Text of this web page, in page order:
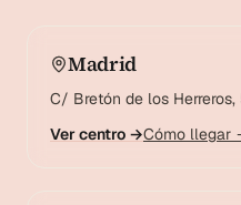
Madrid
C/ Bretón de los Herreros,
Ver centro →Cómo llegar